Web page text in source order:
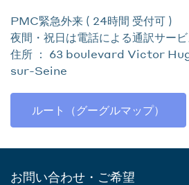
PMC緊急外来 ( 24時間 受付可 )
夜間・祝日は電話による通訳サービ
住所 ： 63 boulevard Victor
sur-Seine
ルート（グーグルマップ）
お問い合わせ・ご希望